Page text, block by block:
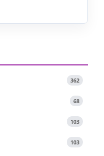
362
68
103
103